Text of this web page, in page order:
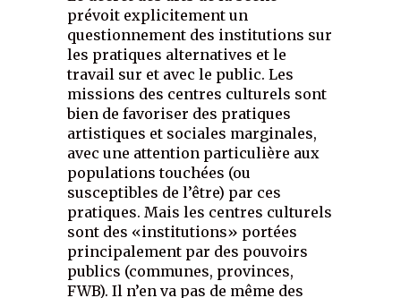
prévoit explicitement un
questionnement des institutions sur
les pratiques alternatives et le
travail sur et avec le public. Les
missions des centres culturels sont
bien de favoriser des pratiques
artistiques et sociales marginales,
avec une attention particulière aux
populations touchées (ou
susceptibles de l’être) par ces
pratiques. Mais les centres culturels
sont des «institutions» portées
principalement par des pouvoirs
publics (communes, provinces,
FWB). Il n’en va pas de même des